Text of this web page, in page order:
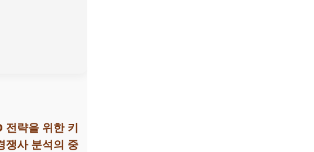
전략을 위한 키
쟁사 분석의 중